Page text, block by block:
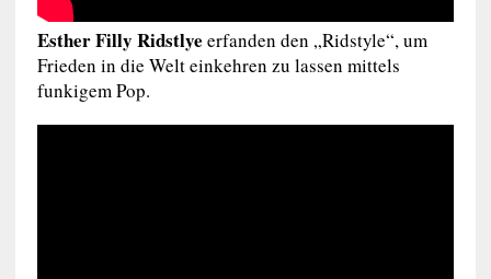
Esther Filly Ridstlye erfanden den „Ridstyle“, um
Frieden in die Welt einkehren zu lassen mittels
funkigem Pop.